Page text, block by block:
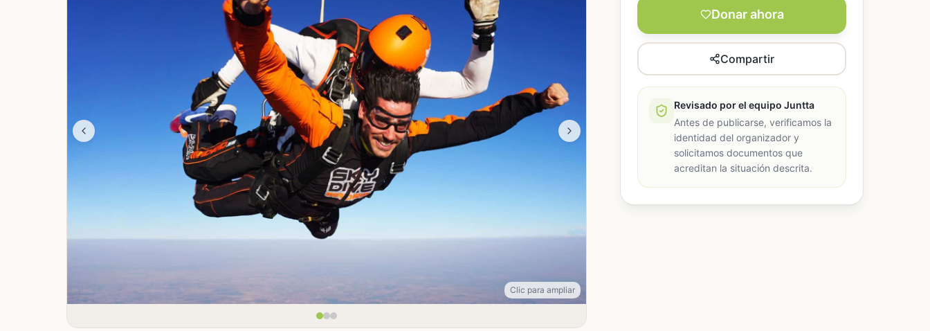
Clic para ampliar
Donar ahora
Compartir
Revisado por el equipo Juntta
Antes de publicarse, verificamos la
identidad del organizador y
solicitamos documentos que
acreditan la situación descrita.